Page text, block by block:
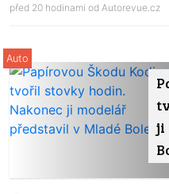
před 20 hodinami od Autorevue.cz
ji
Auto